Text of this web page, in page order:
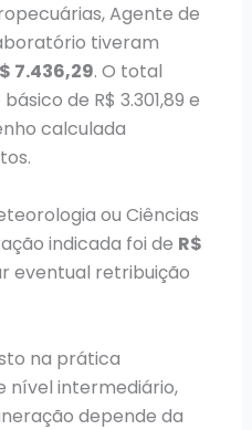
Agente de
tiveram
7.436,29. O total
de R$ 3.301,89 e
calculada
ou Ciências
indicada foi de R$
eventual retribuição
na prática
nível intermediário,
depende da